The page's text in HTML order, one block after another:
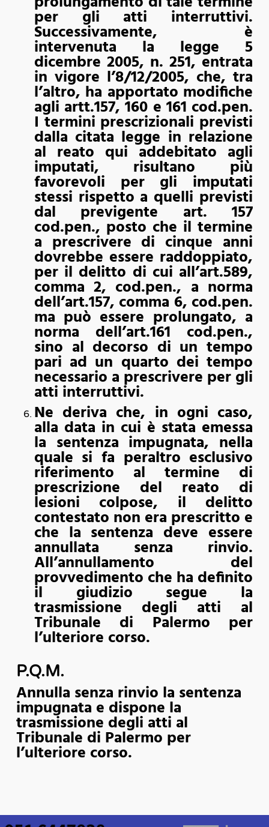
per gli atti interruttivi.
Successivamente, è
intervenuta la legge 5
dicembre 2005, n. 251, entrata
in vigore l’8/12/2005, che, tra
l’altro, ha apportato modifiche
agli artt.157, 160 e 161 cod.pen.
I termini prescrizionali previsti
dalla citata legge in relazione
al reato qui addebitato agli
imputati, risultano più
favorevoli per gli imputati
stessi rispetto a quelli previsti
dal previgente art. 157
cod.pen., posto che il termine
a prescrivere di cinque anni
dovrebbe essere raddoppiato,
per il delitto di cui all’art.589,
comma 2, cod.pen., a norma
dell’art.157, comma 6, cod.pen.
ma può essere prolungato, a
norma dell’art.161 cod.pen.,
sino al decorso di un tempo
pari ad un quarto dei tempo
necessario a prescrivere per gli
atti interruttivi.
Ne deriva che, in ogni caso,
alla data in cui è stata emessa
la sentenza impugnata, nella
quale si fa peraltro esclusivo
riferimento al termine di
prescrizione del reato di
lesioni colpose, il delitto
contestato non era prescritto e
che la sentenza deve essere
annullata senza rinvio.
All’annullamento del
provvedimento che ha definito
il giudizio segue la
trasmissione degli atti al
Tribunale di Palermo per
l’ulteriore corso.
P.Q.M.
Annulla senza rinvio la sentenza
impugnata e dispone la
trasmissione degli atti al
Tribunale di Palermo per
l’ulteriore corso.